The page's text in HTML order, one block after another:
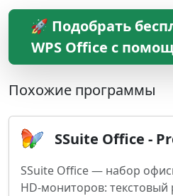
🚀 Подобрать
WPS Office с
Похожие программы
SSuite Office -
SSuite Office — набор
HD-мониторов: текстовый